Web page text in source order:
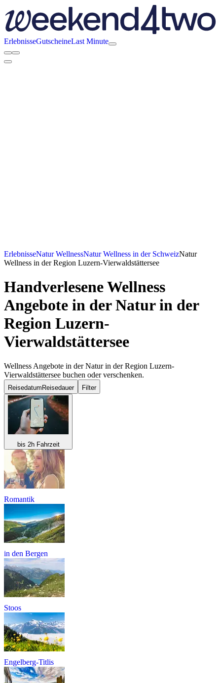
ErlebnisseGutscheineLast Minute
ErlebnisseNatur WellnessNatur Wellness in der SchweizNatur
Wellness in der Region Luzern-Vierwaldstättersee
Handverlesene Wellness
Angebote in der Natur in der
Region Luzern-
Vierwaldstättersee
Wellness Angebote in der Natur in der Region Luzern-
Vierwaldstättersee buchen oder verschenken.
Reisedatum Reisedauer Filter
bis 2h Fahrzeit
Romantik
in den Bergen
Stoos
Engelberg-Titlis